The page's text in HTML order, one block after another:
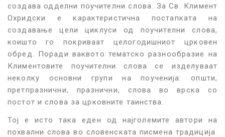
создава одделни поучителни слова. За Св. Климент
Охридски е карактеристична постапката на
создавање цели циклуси од поучителни слова,
коишто го покриваат целогодишниот црковен
обред. Поради ваквото тематско разнообразие на
Климентовите поучителни слова се изделуваат
неколку основни групи на поученија: општи,
претпразнични, празнични, слова во врска со
постот и слова за црковните таинства.
Тој е исто така еден од најголемите автори на
похвални слова во словенската писмена традиција.